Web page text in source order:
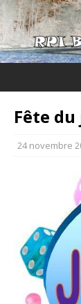
Fête
24 novembre